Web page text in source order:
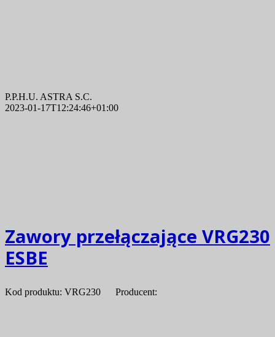
P.P.H.U. ASTRA S.C.
2023-01-17T12:24:46+01:00
Zawory przełączające VRG230
ESBE
Kod produktu: VRG230 Producent: